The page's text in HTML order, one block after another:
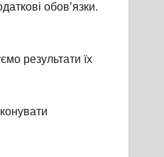
обов’язки.
результати їх